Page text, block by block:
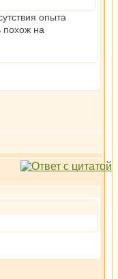
опыта
похож на